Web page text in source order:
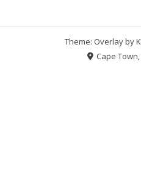
Theme: Overlay by
Cape